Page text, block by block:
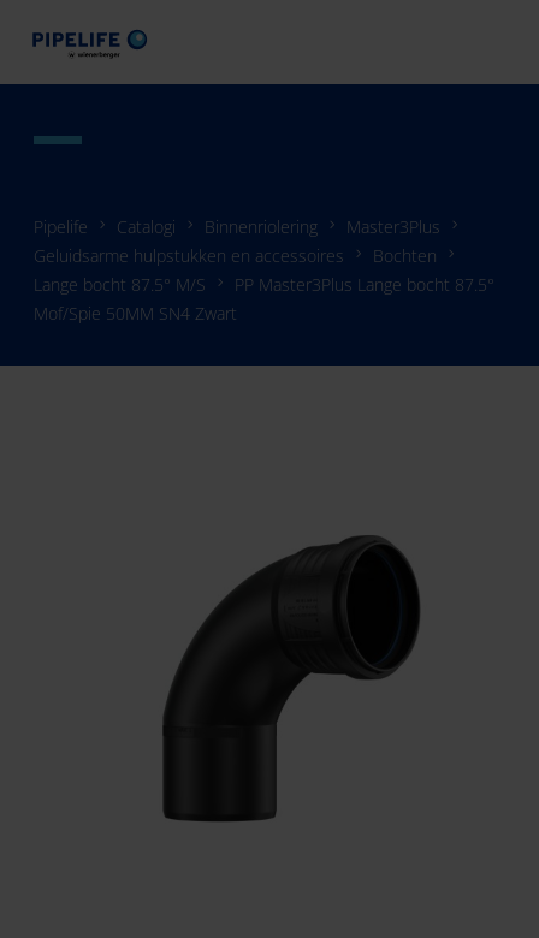
Pipelife Catalogi Binnenriolering
Master3Plus
Geluidsarme hulpstukken en accessoires
Bochten
Lange bocht 87.5° M/S
PP Master3Plus Lange bocht 87.5°
Mof/Spie 50MM SN4 Zwart